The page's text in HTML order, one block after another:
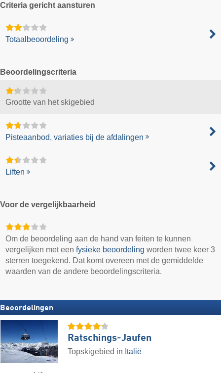
Criteria gericht aansturen
Totaalbeoordeling
Beoordelingscriteria
Grootte van het skigebied
Pisteaanbod, variaties bij de afdalingen
Liften
Voor de vergelijkbaarheid
Om de beoordeling aan de hand van feiten te kunnen
vergelijken met eenfysieke beoordeling worden twee keer 3
sterren toegekend. Dat komt overeen met de gemiddelde
waarden van de andere beoordelingscriteria.
Beoordelingen
Ratschings-Jaufen
Topskigebied in Italië